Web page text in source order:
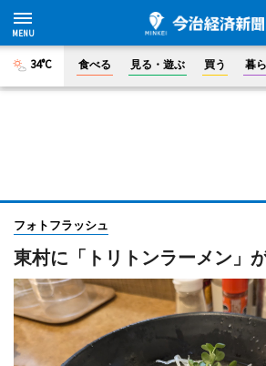
34°C 食べる 見る・遊ぶ 買う 暮
フォトフラッシュ
東村に「トリトンラーメン」